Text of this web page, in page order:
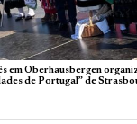
em Oberhausbergen
de Portugal” de